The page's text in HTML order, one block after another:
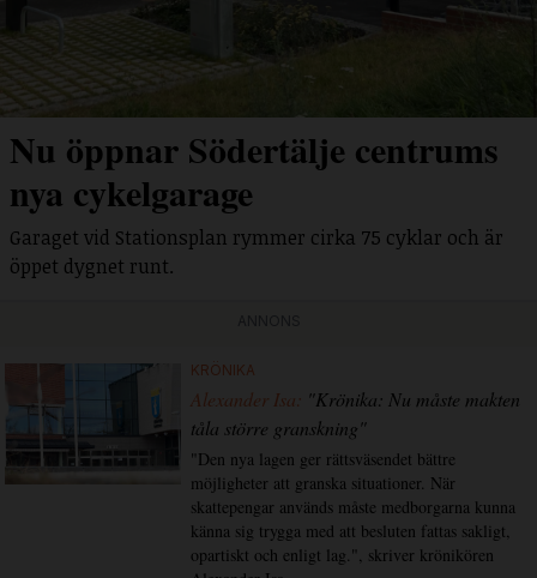
Nu öppnar Södertälje centrums
nya cykelgarage
Garaget vid Stationsplan rymmer cirka 75 cyklar och är
öppet dygnet runt.
KRÖNIKA
Alexander Isa: "Krönika: Nu måste makten
tåla större granskning"
"Den nya lagen ger rättsväsendet bättre
möjligheter att granska situationer. När
skattepengar används måste medborgarna kunna
känna sig trygga med att besluten fattas sakligt,
opartiskt och enligt lag.", skriver krönikören